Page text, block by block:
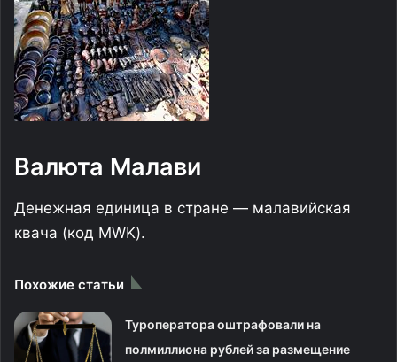
Валюта Малави
Денежная единица в стране — малавийская
квача (код MWK).
Похожие статьи
Туроператора оштрафовали на
полмиллиона рублей за размещение